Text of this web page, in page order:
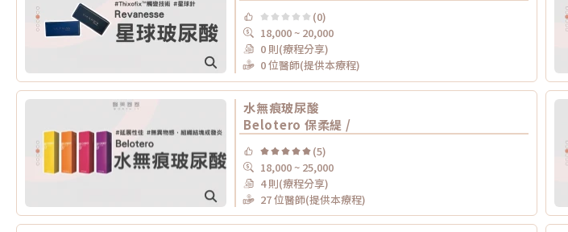
(0)
18,000 ~ 20,000
0 則(療程分享)
0 位醫師(提供本療程)
水無痕玻尿酸
Belotero 保柔緹 /
(5)
18,000 ~ 25,000
4 則(療程分享)
27 位醫師(提供本療程)